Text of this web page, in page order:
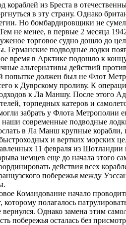
из Бреста в
в эту страну. Однако
Но бомбардировщики не
не менее, в первые 2 месяца
торговое судно дошло до
Германские подводные лодки
время в Арктике подошло к
альтернативы действий
должен был не Флот
к Дуврскому проливу. К
к Ла Маншу. После этого
торпедных катеров и
забрать у Флота Метрополии
наши современные подводные
в Ла Манш крупные корабли,
и вертких морских
11 февраля из
немцев еще до начала этого
действия всех
побережья между
Командование начало
полагалось
Однако замена этим
побережья осталась без